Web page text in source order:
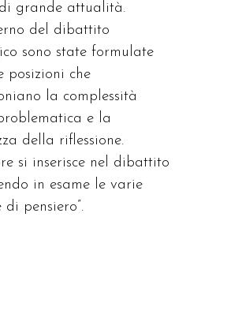
grande attualità.
del dibattito
sono state formulate
posizioni che
la complessità
e la
della riflessione.
si inserisce nel dibattito
in esame le varie
di pensiero”.